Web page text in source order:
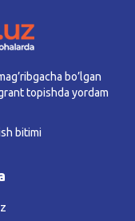
bo’lgan
topishda yordam
bitimi